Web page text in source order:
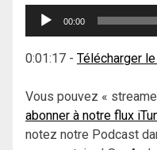
Lecteur
00:00
0:01:17 - Télécharger
Vous pouvez «
abonner à notre flux
notez notre Podcast